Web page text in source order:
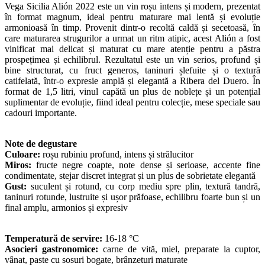
Vega Sicilia Alión 2022 este un vin roșu intens și modern, prezentat
în format magnum, ideal pentru maturare mai lentă și evoluție
armonioasă în timp. Provenit dintr-o recoltă caldă și secetoasă, în
care maturarea strugurilor a urmat un ritm atipic, acest Alión a fost
vinificat mai delicat și maturat cu mare atenție pentru a păstra
prospețimea și echilibrul. Rezultatul este un vin serios, profund și
bine structurat, cu fruct generos, taninuri șlefuite și o textură
catifelată, într-o expresie amplă și elegantă a Ribera del Duero. În
format de 1,5 litri, vinul capătă un plus de noblețe și un potențial
suplimentar de evoluție, fiind ideal pentru colecție, mese speciale sau
cadouri importante.
Note de degustare
Culoare: roșu rubiniu profund, intens și strălucitor
Miros: fructe negre coapte, note dense și serioase, accente fine
condimentate, stejar discret integrat și un plus de sobrietate elegantă
Gust: suculent și rotund, cu corp mediu spre plin, textură tandră,
taninuri rotunde, lustruite și ușor prăfoase, echilibru foarte bun și un
final amplu, armonios și expresiv
Temperatură de servire: 16-18 °C
Asocieri gastronomice: carne de vită, miel, preparate la cuptor,
vânat, paste cu sosuri bogate, brânzeturi maturate